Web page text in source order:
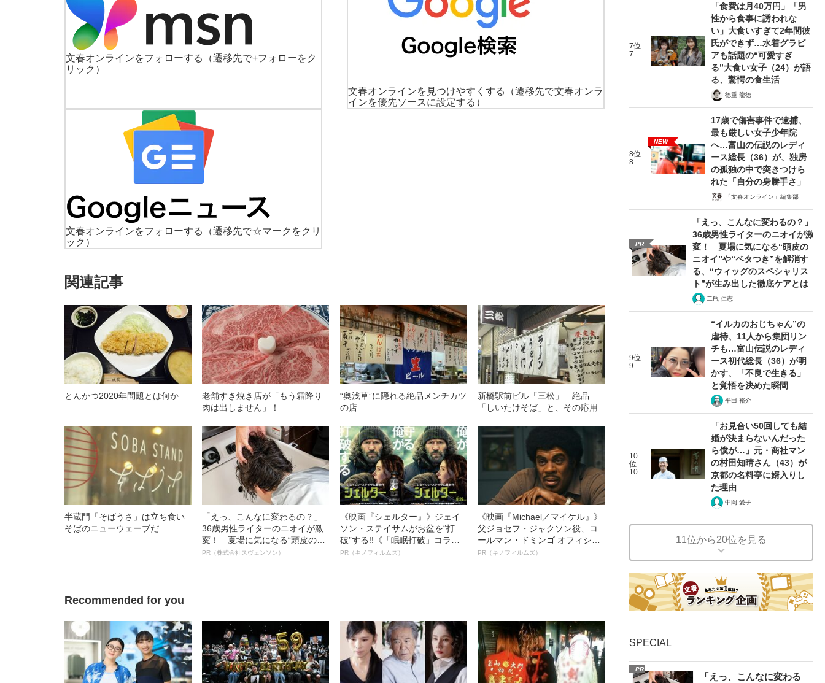
文春オンラインをフォローする
（遷移先で+フォローをク
リック）
文春オンラインを見つけやすくする
（遷移先で文春オンラ
インを優先ソースに設定する）
文春オンラインをフォローする
（遷移先で☆マークをクリ
ック）
関連記事
とんかつ2020年問題とは何か
老舗すき焼き店が「もう霜降り
肉は出しません」！
“奥浅草”に隠れる絶品メンチカツ
の店
新橋駅前ビル「三松」 絶品
「しいたけそば」と、その応用
半蔵門「そばうさ」は立ち食い
そばのニューウェーブだ
「えっ、こんなに変わるの？」
36歳男性ライターのニオイが激
変！ 夏場に気になる“頭皮のニ
オイ”や“ベタつき”を解消す
PR（株式会社スヴェンソン）
《映画『シェルター』》ジェイ
ソン・ステイサムがお盆を“打
破”する!!《「眠眠打破」コラ
ボ》
PR（キノフィルムズ）
《映画『Michael／マイケル』》
父ジョセフ・ジャクソン役、コ
ールマン・ドミンゴ オフィシャ
ルインタビュー“観客を魅了した
PR（キノフィルムズ）
Recommended for you
7位
7
「食費は月40万円」「男
性から食事に誘われな
い」大食いすぎて2年間彼
氏ができず…水着グラビ
アも話題の“可愛すぎ
る”大食い女子（24）が語
る、驚愕の食生活
徳重 龍徳
8位
8
NEW
17歳で傷害事件で逮捕、
最も厳しい女子少年院
へ…富山の伝説のレディ
ース総長（36）が、独房
の孤独の中で突きつけら
れた「自分の身勝手さ」
「文春オンライン」編集部
PR
「えっ、こんなに変わるの？」
36歳男性ライターのニオイが激
変！ 夏場に気になる“頭皮の
ニオイ”や“ベタつき”を解消す
る、“ウィッグのスペシャリス
ト”が生み出した徹底ケアとは
二瓶 仁志
9位
9
“イルカのおじちゃん”の
虐待、11人から集団リン
チも…富山伝説のレディ
ース初代総長（36）が明
かす、「不良で生きる」
と覚悟を決めた瞬間
平田 裕介
10
位
10
「お見合い50回しても結
婚が決まらないんだった
ら僕が…」元・商社マン
の村田知晴さん（43）が
京都の名料亭に婿入りし
た理由
中岡 愛子
11位から20位を見る
SPECIAL
PR
「えっ、こんなに変わる